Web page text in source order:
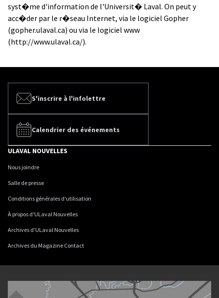
syst�me d'information de l'Universit� Laval. On peut y
acc�der par le r�seau Internet, via le logiciel Gopher
(gopher.ulaval.ca) ou via le logiciel www
(http://www.ulaval.ca/).
S'inscrire à l'infolettre
Calendrier des événements
ULAVAL NOUVELLES
Nous joindre
Salle de presse
Conditions générales d'utilisation
À propos d'ULaval Nouvelles
Archives d'ULaval Nouvelles
Archives du Magazine Contact